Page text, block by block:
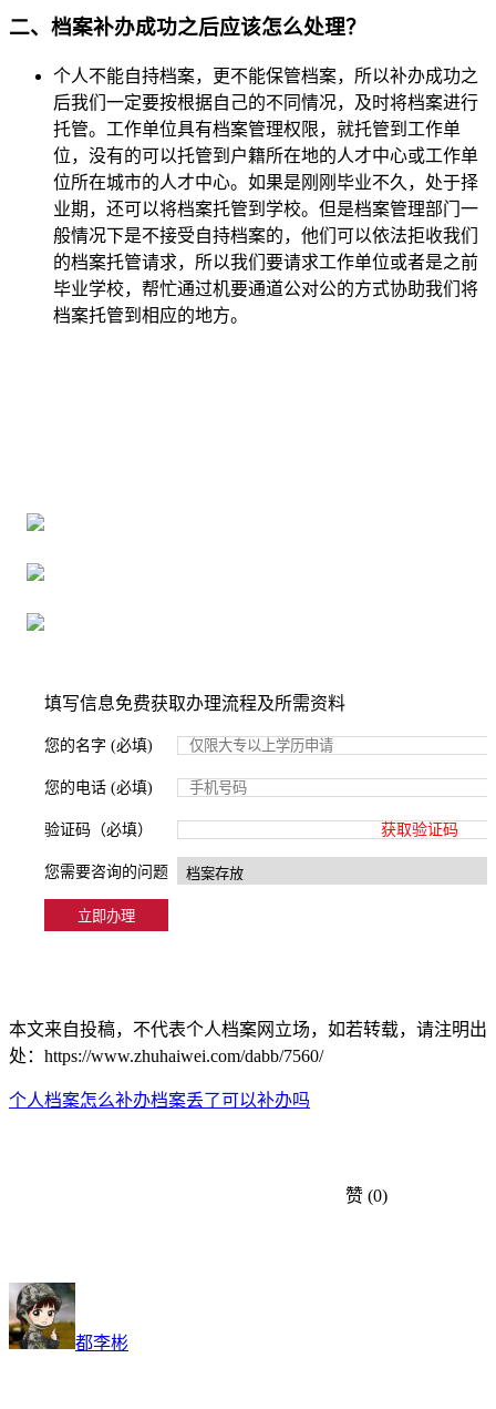
二、档案补办成功之后应该怎么处理？
个人不能自持档案，更不能保管档案，所以补办成功之
后我们一定要按根据自己的不同情况，及时将档案进行
托管。工作单位具有档案管理权限，就托管到工作单
位，没有的可以托管到户籍所在地的人才中心或工作单
位所在城市的人才中心。如果是刚刚毕业不久，处于择
业期，还可以将档案托管到学校。但是档案管理部门一
般情况下是不接受自持档案的，他们可以依法拒收我们
的档案托管请求，所以我们要请求工作单位或者是之前
毕业学校，帮忙通过机要通道公对公的方式协助我们将
档案托管到相应的地方。
填写信息免费获取办理流程及所需资料
您的名字 (必填)
您的电话 (必填)
验证码（必填） 获取验证码
您需要咨询的问题
本文来自投稿，不代表个人档案网立场，如若转载，请注明出
处：https://www.zhuhaiwei.com/dabb/7560/
个人档案怎么补办档案丢了可以补办吗
赞 (0)
都李彬